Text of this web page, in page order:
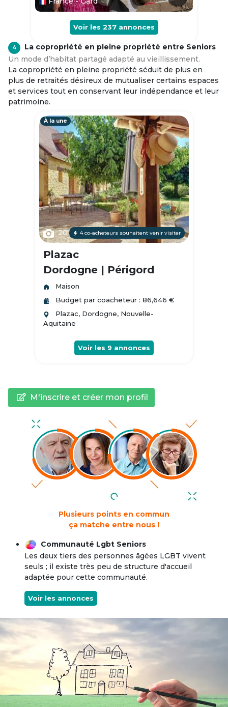
Voir les 237 annonces
4
La copropriété en pleine propriété entre Seniors
Un mode d’habitat partagé adapté au vieillissement.
La copropriété en pleine propriété séduit de plus en
plus de retraités désireux de mutualiser certains espaces
et services tout en conservant leur indépendance et leur
patrimoine.
À la une
20 4 co-acheteurs souhaitent venir visiter
Plazac
Dordogne | Périgord
Maison
Budget par coacheteur : 86,646 €
Plazac, Dordogne, Nouvelle-
Aquitaine
Voir les 9 annonces
M'inscrire et créer mon profil
Plusieurs points en commun
ça matche entre nous !
Communauté Lgbt Seniors
Les deux tiers des personnes âgées LGBT vivent
seuls ; il existe très peu de structure d'accueil
adaptée pour cette communauté.
Voir les annonces